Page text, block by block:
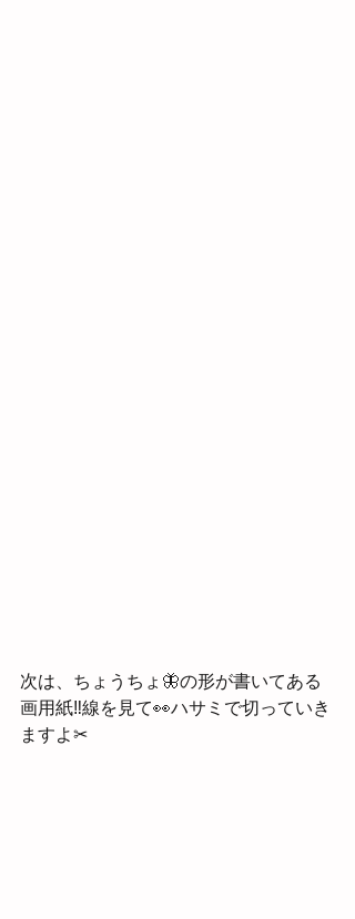
次は、ちょうちょ🦋の形が書いてある
画用紙‼線を見て👀ハサミで切っていき
ますよ✂